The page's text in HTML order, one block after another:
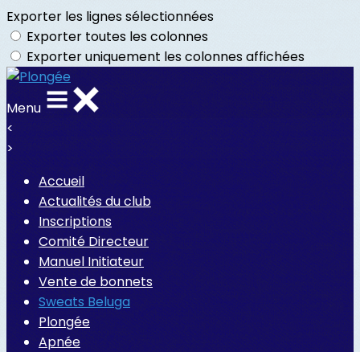
Exporter les lignes sélectionnées
Exporter toutes les colonnes
Exporter uniquement les colonnes affichées
Menu
<
>
Accueil
Actualités du club
Inscriptions
Comité Directeur
Manuel Initiateur
Vente de bonnets
Sweats Beluga
Plongée
Apnée